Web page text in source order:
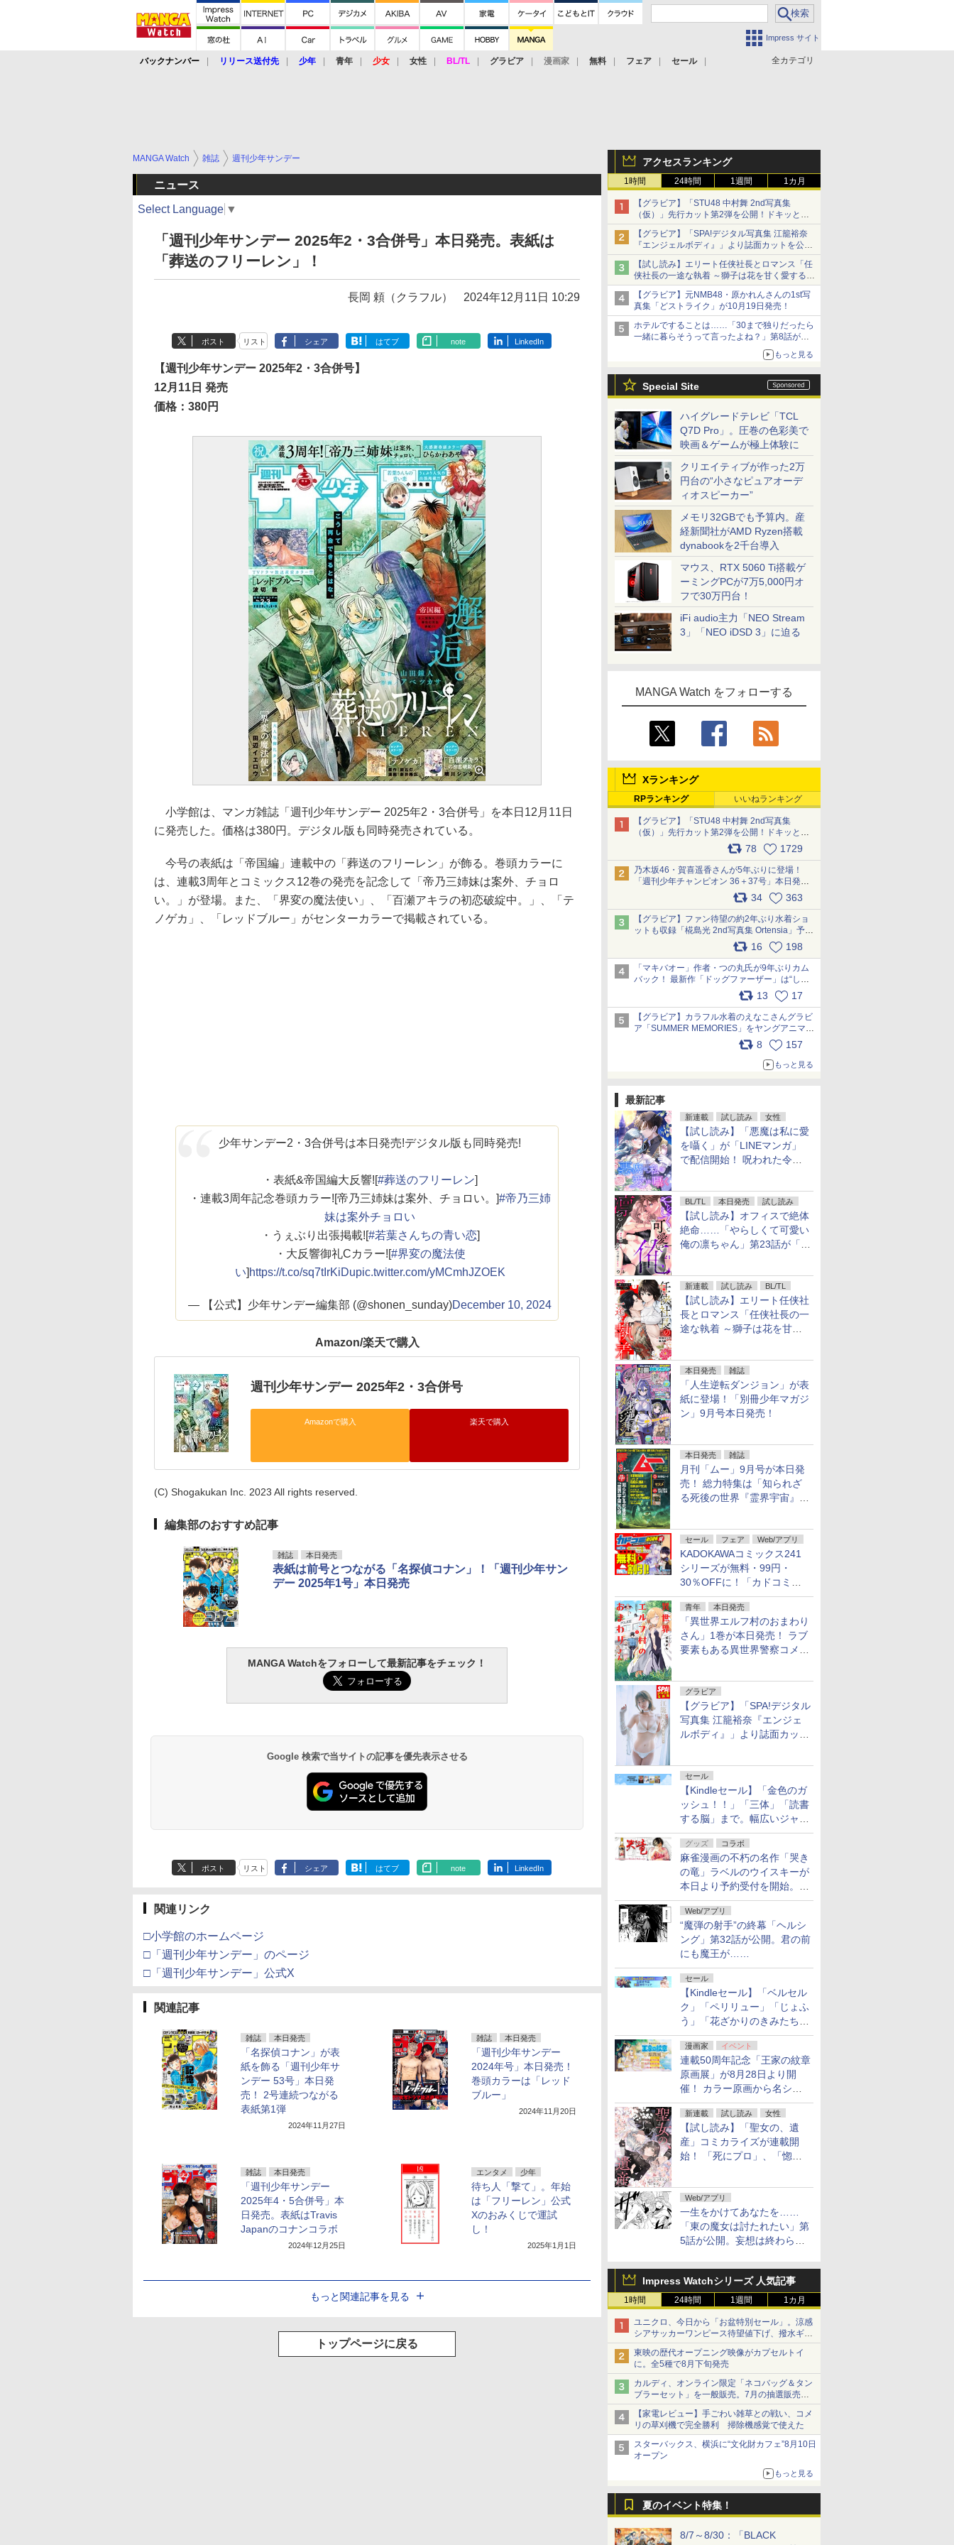
Impress サイト
全カテゴリ
バックナンバー リリース送付先 少年 青年 少女 女性 BL/TL グラビア 漫画家 無料 フェア セール
アクセスランキング
1時間 24時間 1週間 1カ月
【グラビア】「STU48 中村舞 2nd写真集
（仮）」先行カット第2弾を公開！ドキッとす
るランジェリーカットなど新たな挑戦
【グラビア】「SPA!デジタル写真集 江籠裕奈
『エンジェルボディ』」より誌面カットを公
開！
【試し読み】エリート任侠社長とロマンス「任
侠社長の一途な執着 ～獅子は花を甘く愛する
～」をメチャコミで先行配信開始
【グラビア】元NMB48・原かれんさんの1st写
真集「どストライク」が10月19日発売！
ホテルですることは……「30まで独りだったら
一緒に暮らそうって言ったよね？」第8話が無
もっと見る
Special Site
ハイグレードテレビ「TCL
Q7D Pro」。圧巻の色彩美で
映画＆ゲームが極上体験に
クリエイティブが作った2万
円台の“小さなピュアオーデ
ィオスピーカー”
メモリ32GBでも予算内。産
経新聞社がAMD Ryzen搭載
dynabookを2千台導入
マウス、RTX 5060 Ti搭載ゲ
ーミングPCが7万5,000円オ
フで30万円台！
iFi audio主力「NEO Stream
3」「NEO iDSD 3」に迫る
MANGA Watch をフォローする
Xランキング
RPランキング いいねランキング
【グラビア】「STU48 中村舞 2nd写真集
（仮）」先行カット第2弾を公開！ドキッとす
るランジェリーカットなど新たな挑戦
78 1729
乃木坂46・賀喜遥香さんが5年ぶりに登場！
「週刊少年チャンピオン 36＋37号」本日発
売 pic.x.com/2Mo85ZlRvK
34 363
【グラビア】ファン待望の約2年ぶり水着ショ
ットも収録「椛島光 2nd写真集 Ortensia」予約
16 198
「マキバオー」作者・つの丸氏が9年ぶりカム
バック！ 最新作「ドッグファーザー」は“しゃ
べらない動物”とのリアルな暮らしを描く 「も
うこれ以上の幸せはない」……一緒に暮らす愛
犬たちへ… pic.x.com/hEr88DgVyD
13 17
【グラビア】カラフル水着のえなこさんグラビ
ア「SUMMER MEMORIES」をヤングアニマル
Webで公開中 pic.x.com/wdmmjZ7DnV
8 157
もっと見る
最新記事
新連載 試し読み 女性
【試し読み】「悪魔は私に愛
を囁く」が「LINEマンガ」
で配信開始！ 呪われた令嬢×
BL/TL 本日発売 試し読み
【試し読み】オフィスで絶体
絶命……「やらしくて可愛い
俺の凛ちゃん」第23話が「コ
新連載 試し読み BL/TL
【試し読み】エリート任侠社
長とロマンス「任侠社長の一
途な執着 ～獅子は花を甘く
本日発売 雑誌
「人生逆転ダンジョン」が表
紙に登場！「別冊少年マガジ
ン」9月号本日発売！
本日発売 雑誌
月刊「ムー」9月号が本日発
売！ 総力特集は「知られざ
る死後の世界『霊界宇宙』の
セール フェア Web/アプリ
KADOKAWAコミックス241
シリーズが無料・99円・
30％OFFに！「カドコミフ
ェア 2026」第2弾が開催中！
青年 本日発売
「異世界エルフ村のおまわり
さん」1巻が本日発売！ ラブ
要素もある異世界警察コメデ
グラビア
【グラビア】「SPA!デジタル
写真集 江籠裕奈『エンジェ
ルボディ』」より誌面カット
セール
【Kindleセール】「金色のガ
ッシュ！！」「三体」「読書
する脳」まで。幅広いジャン
ルの電子書籍が最大65％オ
フ！「Kindle本サマーセー
ル」第2弾が開催中！
グッズ コラボ
麻雀漫画の不朽の名作「哭き
の竜」ラベルのウイスキーが
本日より予約受付を開始。8
月16日まで
Web/アプリ
“魔弾の射手”の終幕「ヘルシ
ング」第32話が公開。君の前
にも魔王が……
セール
【Kindleセール】「ベルセル
ク」「ペリリュー」「じょふ
う」「花ざかりのきみたち
へ」などが最大50％オフ！
「白泉社 夏の大割引セー
ル」が開催中！
漫画家 イベント
連載50周年記念「王家の紋章
原画展」が8月28日より開
催！ カラー原画から名シー
ンの原稿まで
新連載 試し読み 女性
【試し読み】「聖女の、遺
産」コミカライズが連載開
始！ 「死にプロ」、「惚れ
Web/アプリ
一生をかけてあなたを……
「東の魔女は討たれたい」第
5話が公開。妄想は終わらな
Impress Watchシリーズ 人気記事
1時間 24時間 1週間 1カ月
ユニクロ、今日から「お盆特別セール」。涼感
シアサッカーワンピース待望値下げ、撥水ギア
ショーツは1990円に
東映の歴代オープニング映像がカプセルトイ
に。全5種で8月下旬発売
カルディ、オンライン限定「ネコバッグ＆タン
ブラーセット」を一般販売。7月の抽選販売の
当選無効分
【家電レビュー】手ごわい雑草との戦い、コメ
リの草刈機で完全勝利 掃除機感覚で使えた
スターバックス、横浜に“文化財カフェ”8月10日
オープン
もっと見る
夏のイベント特集！
8/7～8/30：「BLACK
MANGA Watch 雑誌 週刊少年サンデー
ニュース
Select Language ▼
「週刊少年サンデー 2025年2・3合併号」本日発売。表紙は
「葬送のフリーレン」！
長岡 頼（クラフル） 2024年12月11日 10:29
ポスト リスト シェア はてブ note LinkedIn
【週刊少年サンデー 2025年2・3合併号】
12月11日 発売
価格：380円
小学館は、マンガ雑誌「週刊少年サンデー 2025年2・3合併号」を本日12月11日
に発売した。価格は380円。デジタル版も同時発売されている。
今号の表紙は「帝国編」連載中の「葬送のフリーレン」が飾る。巻頭カラーに
は、連載3周年とコミックス12巻の発売を記念して「帝乃三姉妹は案外、チョロ
い。」が登場。また、「界変の魔法使い」、「百瀬アキラの初恋破綻中。」、「テ
ノゲカ」、「レッドブルー」がセンターカラーで掲載されている。
少年サンデー2・3合併号は本日発売!デジタル版も同時発売!
・表紙&帝国編大反響![#葬送のフリーレン]
・連載3周年記念巻頭カラー![帝乃三姉妹は案外、チョロい。]#帝乃三姉
妹は案外チョロい
・うぇぶり出張掲載![#若葉さんちの青い恋]
・大反響御礼Cカラー![#界変の魔法使
い] https://t.co/sq7tIrKiDupic.twitter.com/yMCmhJZOEK
— 【公式】少年サンデー編集部 (@shonen_sunday)December 10, 2024
Amazon/楽天で購入
週刊少年サンデー 2025年2・3合併号
Amazonで購入 楽天で購入
(C) Shogakukan Inc. 2023 All rights reserved.
編集部のおすすめ記事
雑誌 本日発売
表紙は前号とつながる「名探偵コナン」！「週刊少年サン
デー 2025年1号」本日発売
MANGA Watchをフォローして最新記事をチェック！
Google 検索で当サイトの記事を優先表示させる
ポスト リスト シェア はてブ note LinkedIn
関連リンク
□小学館のホームページ
□「週刊少年サンデー」のページ
□「週刊少年サンデー」公式X
関連記事
雑誌 本日発売
「名探偵コナン」が表
紙を飾る「週刊少年サ
ンデー 53号」本日発
売！ 2号連続つながる
表紙第1弾
2024年11月27日
雑誌 本日発売
「週刊少年サンデー
2024年号」本日発売！
巻頭カラーは「レッド
ブルー」
2024年11月20日
雑誌 本日発売
「週刊少年サンデー
2025年4・5合併号」本
日発売。表紙はTravis
Japanのコナンコラボ
2024年12月25日
エンタメ 少年
待ち人「撃て」。年始
は「フリーレン」公式
Xのおみくじで運試
し！
2025年1月1日
もっと関連記事を見る
トップページに戻る